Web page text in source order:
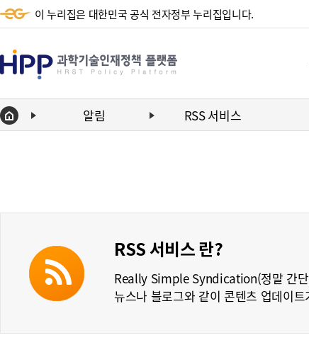
이 누리집은 대한민국 공식 전자정부 누리집입니다.
HPP
학
기
재
폼
Home 알림 RSS 서비스
RSS 서비스 란?
Really Simple Syndication(정말 간
뉴스나 블로그와 같이 콘텐츠 업데이